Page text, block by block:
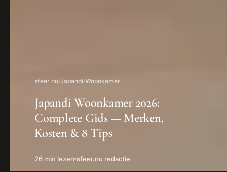
sfeer.nu/Japandi/Woonkamer
Japandi Woonkamer 2026:
Complete Gids — Merken,
Kosten & 8 Tips
26 min lezen sfeer.nu redactie